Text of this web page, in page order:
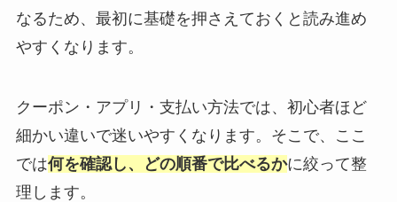
なるため、最初に基礎を押さえておくと読み進め
やすくなります。
クーポン・アプリ・支払い方法では、初心者ほど
細かい違いで迷いやすくなります。そこで、ここ
では何を確認し、どの順番で比べるかに絞って整
理します。